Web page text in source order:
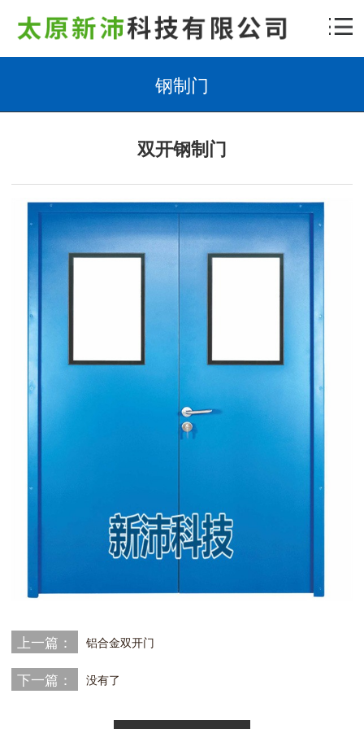
钢制门
双开钢制门
上一篇： 铝合金双开门
下一篇： 没有了